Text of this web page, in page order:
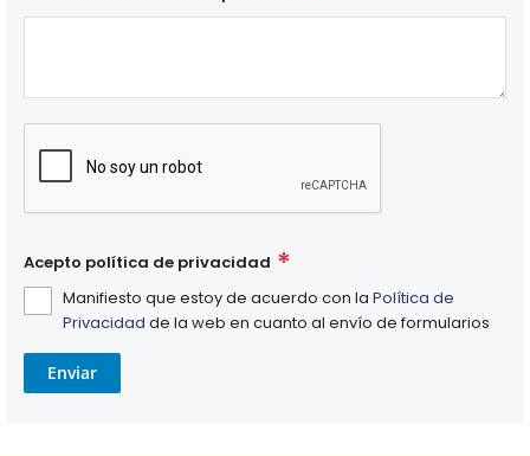
Acepto política de privacidad
Manifiesto que estoy de acuerdo con la Política de
Privacidad de la web en cuanto al envío de formularios
Enviar